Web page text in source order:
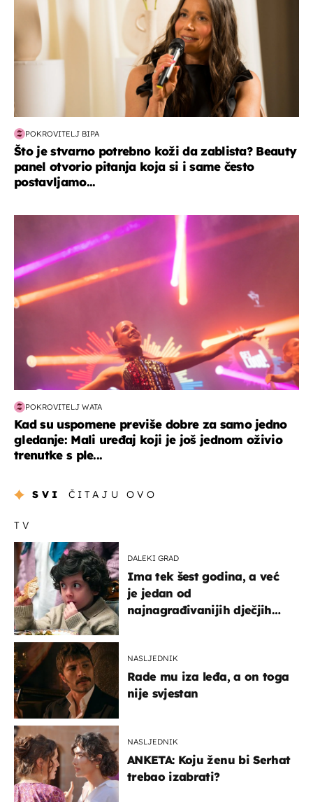
POKROVITELJ BIPA
Što je stvarno potrebno koži da zablista? Beauty
panel otvorio pitanja koja si i same često
postavljamo...
POKROVITELJ WATA
Kad su uspomene previše dobre za samo jedno
gledanje: Mali uređaj koji je još jednom oživio
trenutke s ple...
SVI ČITAJU OVO
TV
DALEKI GRAD
Ima tek šest godina, a već
je jedan od
najnagrađivanijih dječjih
NASLJEDNIK
Rade mu iza leđa, a on toga
nije svjestan
NASLJEDNIK
ANKETA: Koju ženu bi Serhat
trebao izabrati?